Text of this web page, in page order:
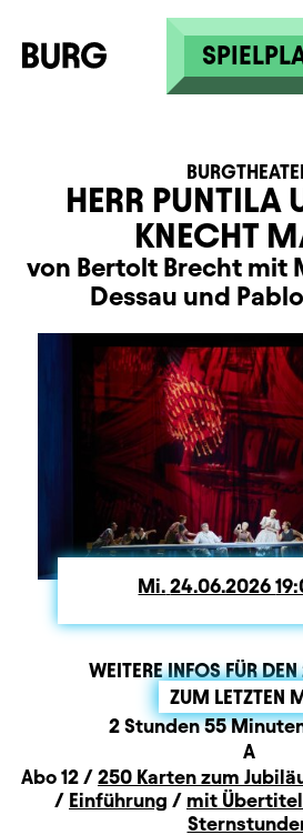
Direkt zum Inhalt
HERR PUNTILA
KNECHT
von Bertolt Brecht mit
Dessau und
Mi. Mittwoch
24.06.2026
WEITERE INFOS FÜR DEN
ZUM LETZTEN
BeschreibungInformation
Dauer und Pausen
2 Stunden 55
A
Zusatzinformation
Abo 12 / 250 Karten zum
/ Einführung / mit